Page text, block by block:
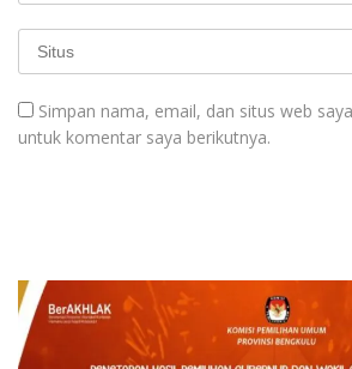
Simpan nama, email, dan situs web
untuk komentar saya berikutnya.